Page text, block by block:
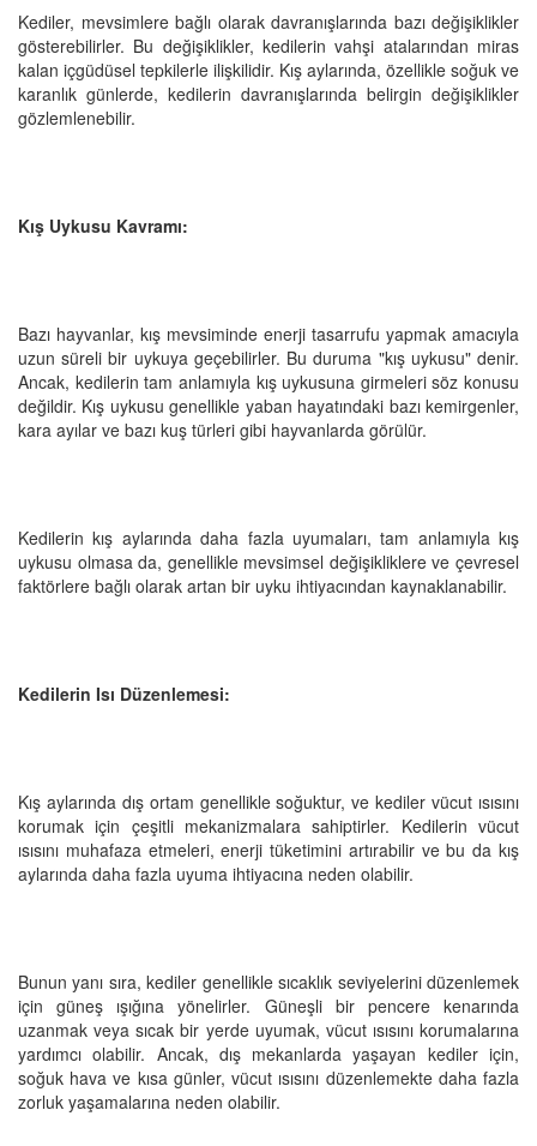
Kediler, mevsimlere bağlı olarak davranışlarında bazı değişiklikler
gösterebilirler. Bu değişiklikler, kedilerin vahşi atalarından miras
kalan içgüdüsel tepkilerle ilişkilidir. Kış aylarında, özellikle soğuk ve
karanlık günlerde, kedilerin davranışlarında belirgin değişiklikler
gözlemlenebilir.
Kış Uykusu Kavramı:
Bazı hayvanlar, kış mevsiminde enerji tasarrufu yapmak amacıyla
uzun süreli bir uykuya geçebilirler. Bu duruma "kış uykusu" denir.
Ancak, kedilerin tam anlamıyla kış uykusuna girmeleri söz konusu
değildir. Kış uykusu genellikle yaban hayatındaki bazı kemirgenler,
kara ayılar ve bazı kuş türleri gibi hayvanlarda görülür.
Kedilerin kış aylarında daha fazla uyumaları, tam anlamıyla kış
uykusu olmasa da, genellikle mevsimsel değişikliklere ve çevresel
faktörlere bağlı olarak artan bir uyku ihtiyacından kaynaklanabilir.
Kedilerin Isı Düzenlemesi:
Kış aylarında dış ortam genellikle soğuktur, ve kediler vücut ısısını
korumak için çeşitli mekanizmalara sahiptirler. Kedilerin vücut
ısısını muhafaza etmeleri, enerji tüketimini artırabilir ve bu da kış
aylarında daha fazla uyuma ihtiyacına neden olabilir.
Bunun yanı sıra, kediler genellikle sıcaklık seviyelerini düzenlemek
için güneş ışığına yönelirler. Güneşli bir pencere kenarında
uzanmak veya sıcak bir yerde uyumak, vücut ısısını korumalarına
yardımcı olabilir. Ancak, dış mekanlarda yaşayan kediler için,
soğuk hava ve kısa günler, vücut ısısını düzenlemekte daha fazla
zorluk yaşamalarına neden olabilir.